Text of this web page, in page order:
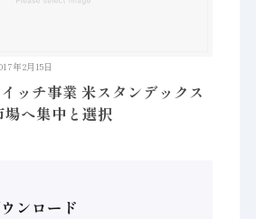
年2月15日
ッチ事業 米スタンデックス
へ集中と選択
ンロード